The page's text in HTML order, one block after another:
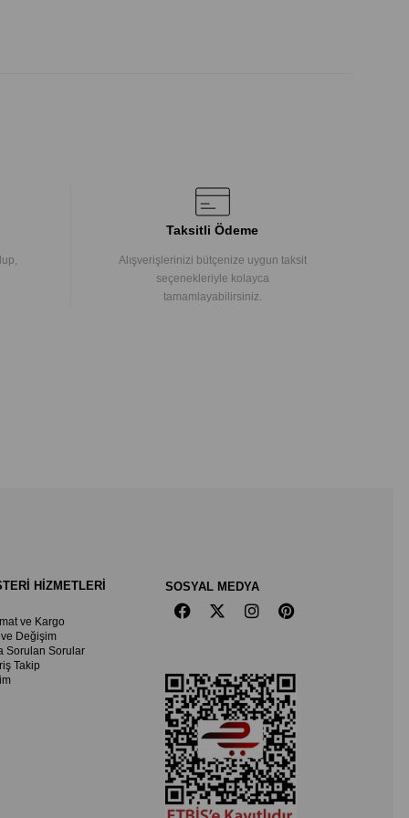
Taksitli Ödeme
Alışverişlerinizi bütçenize uygun taksit
seçenekleriyle kolayca
tamamlayabilirsiniz.
HİZMETLERİ
ve Kargo
ve Değişim
Sorulan Sorular
Takip
SOSYAL MEDYA